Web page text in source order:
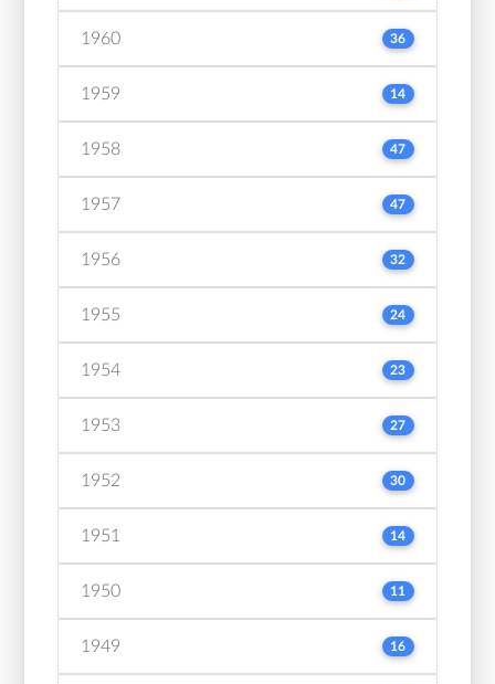
1960 36
1959 14
1958 47
1957 47
1956 32
1955 24
1954 23
1953 27
1952 30
1951 14
1950 11
1949 16